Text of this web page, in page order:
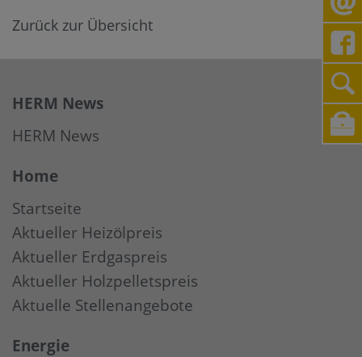
Zurück zur Übersicht
HERM News
HERM News
Home
Startseite
Aktueller Heizölpreis
Aktueller Erdgaspreis
Aktueller Holzpelletspreis
Aktuelle Stellenangebote
Energie